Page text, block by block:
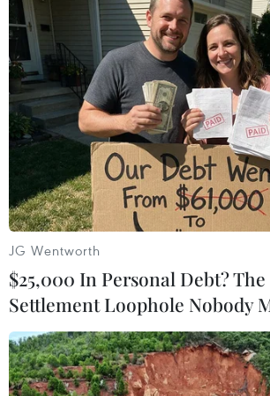
Anh: EU hủy bỏ điều khoản
tránh Brexit không thỏa
24/08/2019 14:53
JG Wentworth
$25,000 In Personal Debt?
Settlement Loophole Nobody